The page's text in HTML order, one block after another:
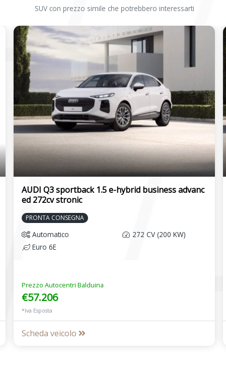
SUV con prezzo simile che potrebbero interessarti
AUDI Q3 sportback 1.5 e-hybrid business advanc
ed 272cv stronic
PRONTA CONSEGNA
Automatico
272 CV (200 KW)
Euro 6E
Prezzo Autocentri Balduina
€57.206
*Iva Esposta
Scheda veicolo